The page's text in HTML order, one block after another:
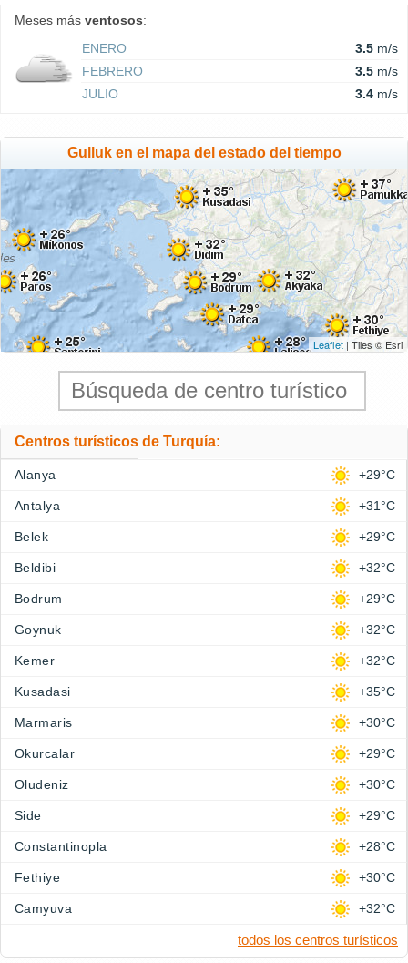
Meses más ventosos:
ENERO
3.5 m/s
FEBRERO
3.5 m/s
JULIO
3.4 m/s
Gulluk en el mapa del estado del tiempo
Leaflet | Tiles © Esri
Centros turísticos de Turquía:
Alanya +29°C
Antalya +31°C
Belek +29°C
Beldibi +32°C
Bodrum +29°C
Goynuk +32°C
Kemer +32°C
Kusadasi +35°C
Marmaris +30°C
Okurcalar +29°C
Oludeniz +30°C
Side +29°C
Constantinopla +28°C
Fethiye +30°C
Camyuva +32°C
todos los centros turísticos